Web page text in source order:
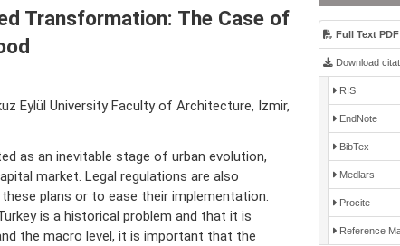
Transformation: The Case of
Eylül University Faculty of Architecture, İzmir,
as an inevitable stage of urban evolution,
market. Legal regulations are also
plans or to ease their implementation.
is a historical problem and that it is
the macro level, it is important that the
Full Text PDF
Download
RIS
EndNote
BibTex
Medlars
Procite
Reference